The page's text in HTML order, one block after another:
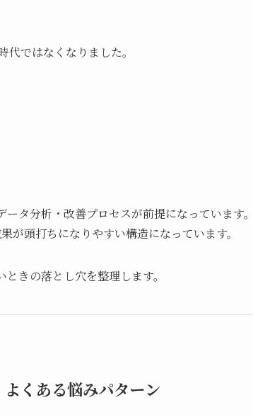
ではなくなりました。
タ分析・改善プロセスが前提になっています。
が頭打ちになりやすい構造になっています。
きの落とし穴を整理します。
よくある悩みパターン